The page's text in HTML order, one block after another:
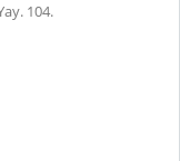
104.